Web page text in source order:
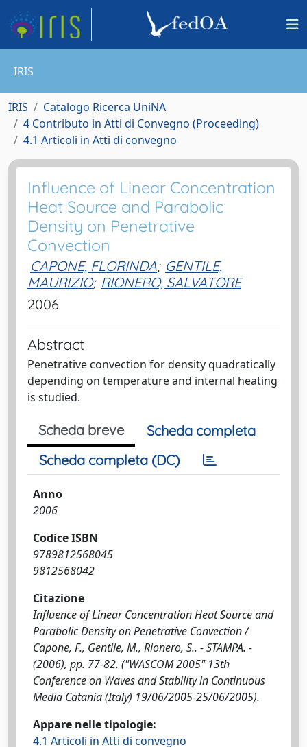
IRIS
IRIS
Catalogo Ricerca UniNA
4 Contributo in Atti di Convegno (Proceeding)
4.1 Articoli in Atti di convegno
Influence of Linear Concentration
Heat Source and Parabolic
Density on Penetrative
Convection
CAPONE, FLORINDA; GENTILE,
MAURIZIO; RIONERO, SALVATORE
2006
Abstract
Penetrative convection for density quadratically
depending on temperature and internal heating
is studied.
Scheda breve
Scheda completa
Scheda completa (DC)
Anno
2006
Codice ISBN
9789812568045
9812568042
Citazione
Influence of Linear Concentration Heat Source and
Parabolic Density on Penetrative Convection /
Capone, F., Gentile, M., Rionero, S.. - STAMPA. -
(2006), pp. 77-82. ("WASCOM 2005" 13th
Conference on Waves and Stability in Continuous
Media Catania (Italy) 19/06/2005-25/06/2005).
Appare nelle tipologie:
4.1 Articoli in Atti di convegno